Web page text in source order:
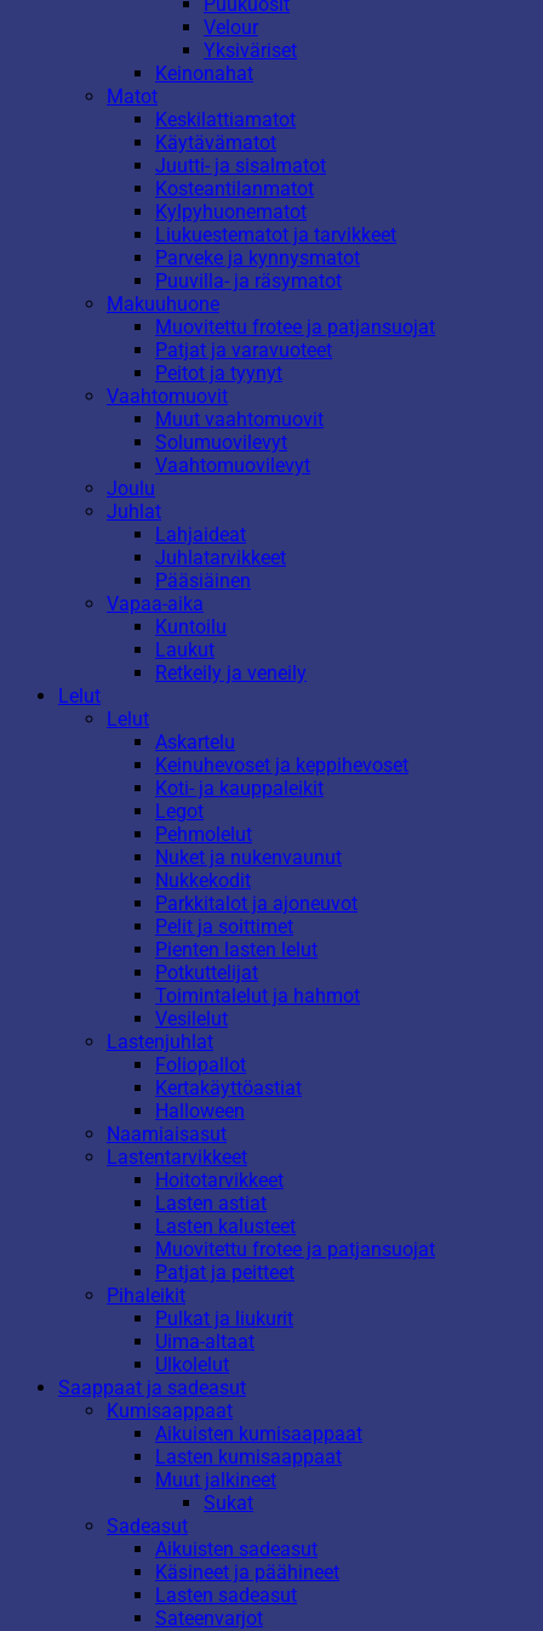
Velour
Yksiväriset
Keinonahat
Matot
Keskilattiamatot
Käytävämatot
Juutti- ja sisalmatot
Kosteantilanmatot
Kylpyhuonematot
Liukuestematot ja tarvikkeet
Parveke ja kynnysmatot
Puuvilla- ja räsymatot
Makuuhuone
Muovitettu frotee ja patjansuojat
Patjat ja varavuoteet
Peitot ja tyynyt
Vaahtomuovit
Muut vaahtomuovit
Solumuovilevyt
Vaahtomuovilevyt
Joulu
Juhlat
Lahjaideat
Juhlatarvikkeet
Pääsiäinen
Vapaa-aika
Kuntoilu
Laukut
Retkeily ja veneily
Lelut
Lelut
Askartelu
Keinuhevoset ja keppihevoset
Koti- ja kauppaleikit
Legot
Pehmolelut
Nuket ja nukenvaunut
Nukkekodit
Parkkitalot ja ajoneuvot
Pelit ja soittimet
Pienten lasten lelut
Potkuttelijat
Toimintalelut ja hahmot
Vesilelut
Lastenjuhlat
Foliopallot
Kertakäyttöastiat
Halloween
Naamiaisasut
Lastentarvikkeet
Hoitotarvikkeet
Lasten astiat
Lasten kalusteet
Muovitettu frotee ja patjansuojat
Patjat ja peitteet
Pihaleikit
Pulkat ja liukurit
Uima-altaat
Ulkolelut
Saappaat ja sadeasut
Kumisaappaat
Aikuisten kumisaappaat
Lasten kumisaappaat
Muut jalkineet
Sukat
Sadeasut
Aikuisten sadeasut
Käsineet ja päähineet
Lasten sadeasut
Sateenvarjot